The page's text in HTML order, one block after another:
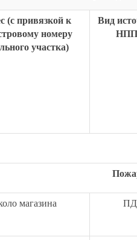
(с привязкой к
номеру
участка)
Вид
магазина ПД